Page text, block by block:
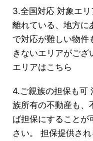
3.全国対応 対象エ
離れている、地方に
で対応が難しい物件
きないエリアがござ
エリアはこちら
4.ご親族の担保も可
族所有の不動産も、
ば担保にすることが
さい。 担保提供さ